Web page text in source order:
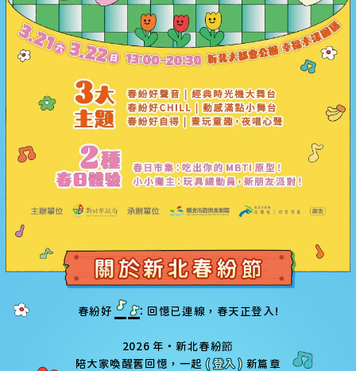
春紛好 ：回憶已連線，春天正登入!
2026 年 ・ 新北春紛節
陪大家喚醒舊回憶，一起( 登入 ) 新篇章